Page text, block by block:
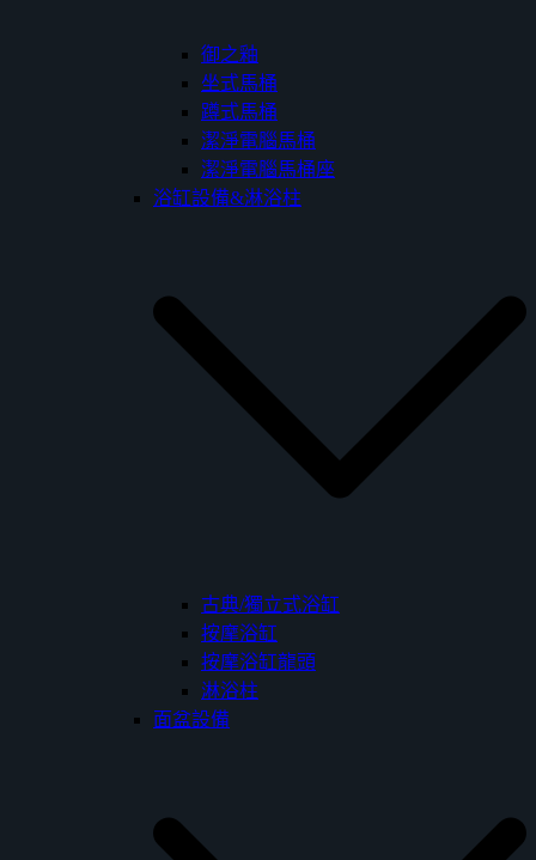
御之釉
坐式馬桶
蹲式馬桶
潔淨電腦馬桶
潔淨電腦馬桶座
浴缸設備&淋浴柱
古典/獨立式浴缸
按摩浴缸
按摩浴缸龍頭
淋浴柱
面盆設備